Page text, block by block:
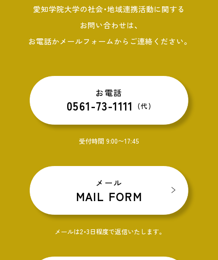
愛知学院大学の社会・地域連携活動に関する
お問い合わせは、
お電話かメールフォームからご連絡ください。
お電話
0561-73-1111 (代)
受付時間 9:00〜17:45
メール
MAIL FORM
メールは2・3日程度で返信いたします。